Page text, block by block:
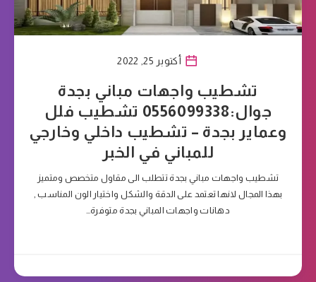
أكتوبر 25, 2022
تشطيب واجهات مباني بجدة
جوال:0556099338 تشطيب فلل
وعماير بجدة – تشطيب داخلي وخارجي
للمباني في الخبر
تشطيب واجهات مباني بجدة تتطلب الى مقاول متخصص ومتميز
بهذا المجال لانها تعتمد على الدقة والشكل واختيار الون المناسب ,
دهانات واجهات المباني بجدة متوفرة…